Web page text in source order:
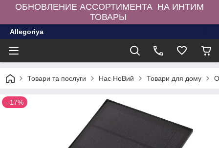
ОБНОВЛЕНИЕ АССОРТИМЕНТА НА ИНТИМ
ТОВАРЫ
Allegoriya
Товари та послуги Нас НоВий Товари для дому
–17%